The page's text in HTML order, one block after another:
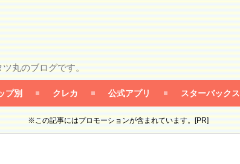
丸のブログです。
プ別 クレカ 公式アプリ スターバックス
※この記事にはプロモーションが含まれています。[PR]